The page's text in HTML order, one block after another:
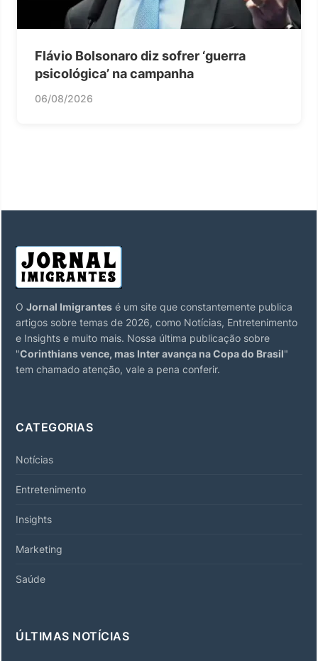
Flávio Bolsonaro diz sofrer ‘guerra
psicológica’ na campanha
06/08/2026
O Jornal Imigrantes é um site que constantemente publica
artigos sobre temas de 2026, como Notícias, Entretenimento
e Insights e muito mais. Nossa última publicação sobre
"Corinthians vence, mas Inter avança na Copa do Brasil"
tem chamado atenção, vale a pena conferir.
CATEGORIAS
Notícias
Entretenimento
Insights
Marketing
Saúde
ÚLTIMAS NOTÍCIAS